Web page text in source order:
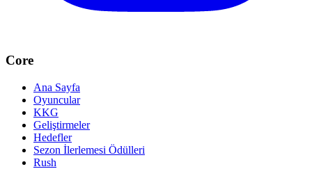
Core
Ana Sayfa
Oyuncular
KKG
Geliştirmeler
Hedefler
Sezon İlerlemesi Ödülleri
Rush